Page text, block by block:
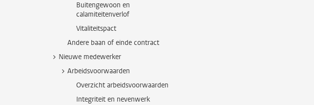
Buitengewoon en
calamiteitenverlof
Vitaliteitspact
Andere baan of einde contract
Nieuwe medewerker
Arbeidsvoorwaarden
Overzicht arbeidsvoorwaarden
Integriteit en nevenwerk